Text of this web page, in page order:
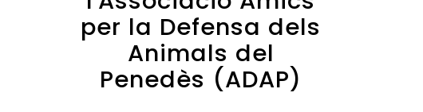
per la Defensa dels
Animals del
Penedès (ADAP)